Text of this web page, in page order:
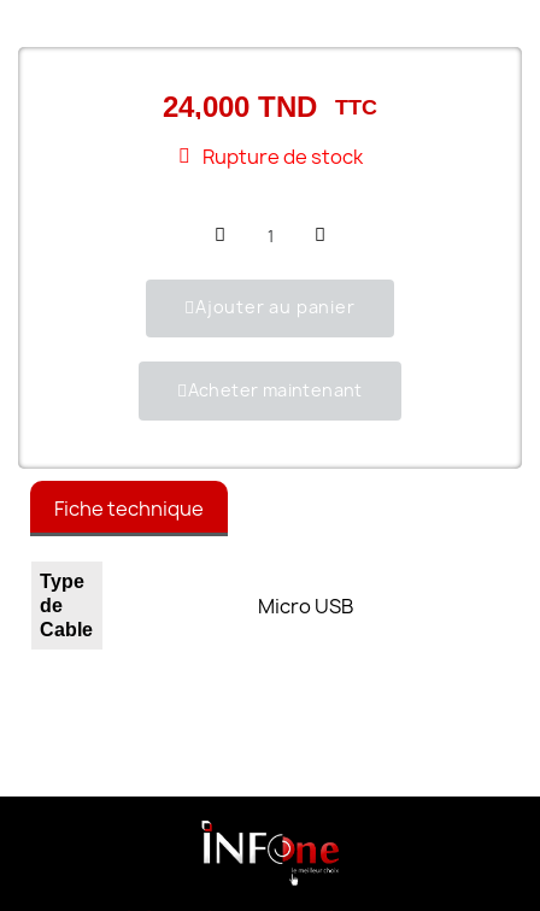
24,000 TND TTC
Rupture de stock
Ajouter au panier
Acheter maintenant
Fiche technique
Type
de
Cable
Micro USB